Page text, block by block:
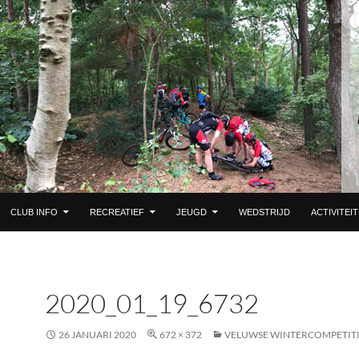
CLUB INFO RECREATIEF JEUGD WEDSTRIJD
2020_01_19_6732
26 JANUARI 2020 672 × 372 VELUWSE